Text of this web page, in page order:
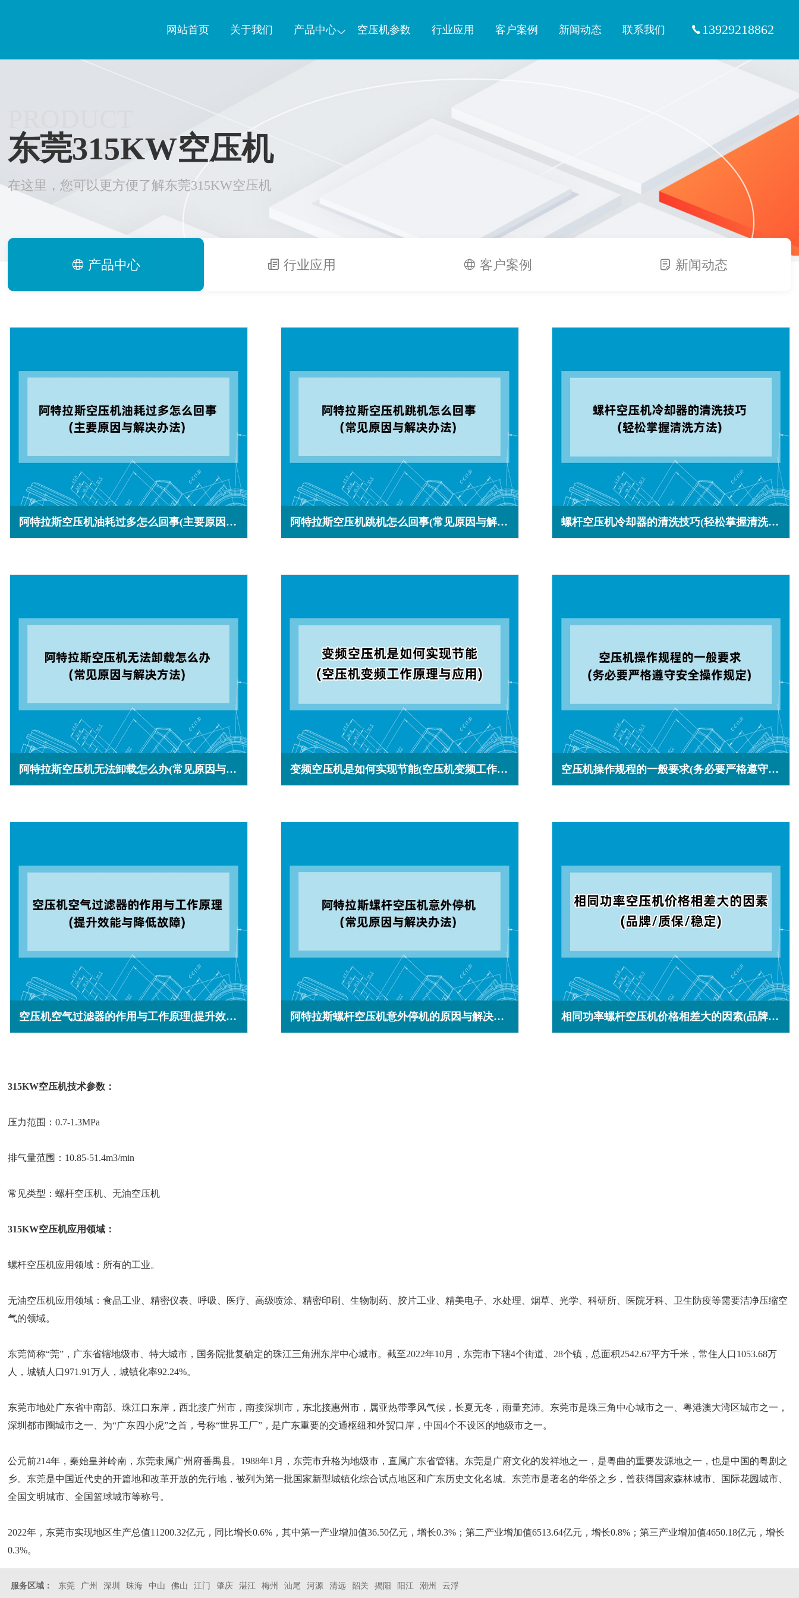
网站首页 关于我们 产品中心 空压机参数 行业应用 客户案例 新闻动态 联系我们 13929218862
AIRLONG
东莞315KW空压机
在这里，您可以更方便了解东莞315KW空压机
产品中心 行业应用 客户案例 新闻动态
阿特拉斯空压机油耗过多怎么回事(主要原因与解决办法) 阿特拉斯空压机跳机怎么回事(常见原因与解决办法) 螺杆空压机冷却器的清洗技巧(轻松掌握清洗方法)
阿特拉斯空压机无法卸载怎么办(常见原因与解决方法) 变频空压机是如何实现节能(空压机变频工作原理与应用) 空压机操作规程的一般要求(务必要严格遵守安全操作规定)
空压机空气过滤器的作用与工作原理(提升效能与降低故障) 阿特拉斯螺杆空压机意外停机的原因与解决办法(非预期停机) 相同功率螺杆空压机价格相差大的因素(品牌/质保/稳定)
315KW空压机技术参数：
压力范围：0.7-1.3MPa
排气量范围：10.85-51.4m3/min
常见类型：螺杆空压机、无油空压机
315KW空压机应用领域：
螺杆空压机应用领域：所有的工业。
无油空压机应用领域：食品工业、精密仪表、呼吸、医疗、高级喷涂、精密印刷、生物制药、胶片工业、精美电子、水处理、烟草、光学、科研所、医院牙科、卫生防疫等需要洁净压缩空
气的领域。
东莞简称“莞”，广东省辖地级市、特大城市，国务院批复确定的珠江三角洲东岸中心城市。截至2022年10月，东莞市下辖4个街道、28个镇，总面积2542.67平方千米，常住人口1053.68万
人，城镇人口971.91万人，城镇化率92.24%。
东莞市地处广东省中南部、珠江口东岸，西北接广州市，南接深圳市，东北接惠州市，属亚热带季风气候，长夏无冬，雨量充沛。东莞市是珠三角中心城市之一、粤港澳大湾区城市之一，
深圳都市圈城市之一、为“广东四小虎”之首，号称“世界工厂”，是广东重要的交通枢纽和外贸口岸，中国4个不设区的地级市之一。
公元前214年，秦始皇并岭南，东莞隶属广州府番禺县。1988年1月，东莞市升格为地级市，直属广东省管辖。东莞是广府文化的发祥地之一，是粤曲的重要发源地之一，也是中国的粤剧之
乡。东莞是中国近代史的开篇地和改革开放的先行地，被列为第一批国家新型城镇化综合试点地区和广东历史文化名城。东莞市是著名的华侨之乡，曾获得国家森林城市、国际花园城市、
全国文明城市、全国篮球城市等称号。
2022年，东莞市实现地区生产总值11200.32亿元，同比增长0.6%，其中第一产业增加值36.50亿元，增长0.3%；第二产业增加值6513.64亿元，增长0.8%；第三产业增加值4650.18亿元，增长
0.3%。
服务区域： 东莞 广州 深圳 珠海 中山 佛山 江门 肇庆 湛江 梅州 汕尾 河源 清远 韶关 揭阳 阳江 潮州 云浮